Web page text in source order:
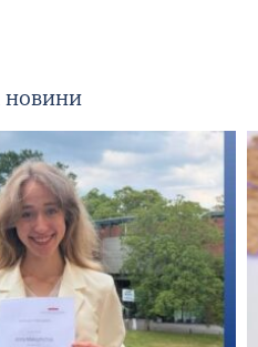
новини